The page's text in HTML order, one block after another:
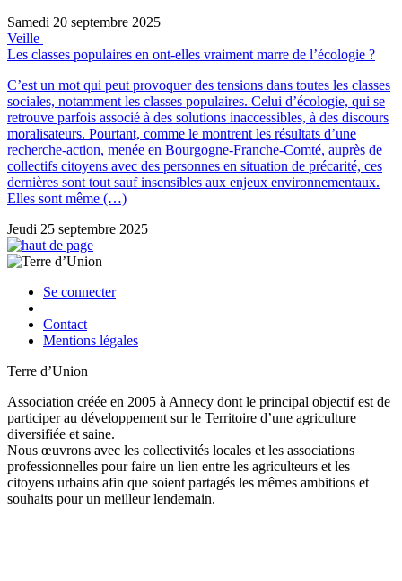
Samedi 20 septembre 2025
Veille
Les classes populaires en ont-elles vraiment marre de l’écologie ?
C’est un mot qui peut provoquer des tensions dans toutes les classes
sociales, notamment les classes populaires. Celui d’écologie, qui se
retrouve parfois associé à des solutions inaccessibles, à des discours
moralisateurs. Pourtant, comme le montrent les résultats d’une
recherche-action, menée en Bourgogne-Franche-Comté, auprès de
collectifs citoyens avec des personnes en situation de précarité, ces
dernières sont tout sauf insensibles aux enjeux environnementaux.
Elles sont même (…)
Jeudi 25 septembre 2025
Se connecter
Contact
Mentions légales
Terre d’Union
Association créée en 2005 à Annecy dont le principal objectif est de
participer au développement sur le Territoire d’une agriculture
diversifiée et saine.
Nous œuvrons avec les collectivités locales et les associations
professionnelles pour faire un lien entre les agriculteurs et les
citoyens urbains afin que soient partagés les mêmes ambitions et
souhaits pour un meilleur lendemain.